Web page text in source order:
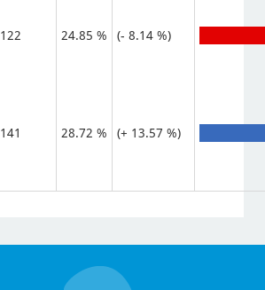
122 24.85 % (- 8.14 %)
141 28.72 % (+ 13.57 %)